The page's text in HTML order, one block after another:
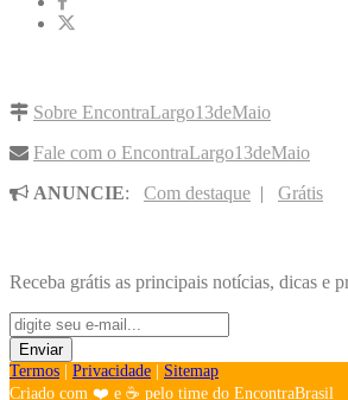
Sobre EncontraLargo13deMaio
Fale com o EncontraLargo13deMaio
ANUNCIE: Com destaque | Grátis
Receba grátis as principais notícias, dicas e
Termos Privacidade
Sitemap
Criado com ❤️ e ☕ pelo time do EncontraBrasil